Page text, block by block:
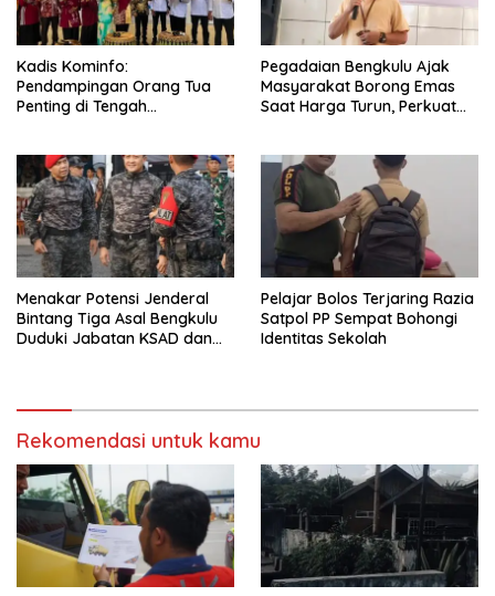
Kadis Kominfo:
Pendampingan Orang Tua
Penting di Tengah
Pegadaian Bengkulu Ajak
Masyarakat Borong Emas
Saat Harga Turun, Perkuat
Menakar Potensi Jenderal
Bintang Tiga Asal Bengkulu
Duduki Jabatan KSAD dan
Pelajar Bolos Terjaring Razia
Satpol PP Sempat Bohongi
Identitas Sekolah
Rekomendasi untuk kamu